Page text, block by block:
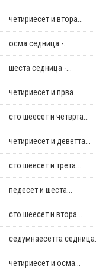
четириесет и втора...
осма седница -...
шеста седница -...
четириесет и прва...
сто шеесет и четврта...
четириесет и деветта...
сто шеесет и трета...
педесет и шеста...
сто шеесет и втора...
седумнаесетта седница...
четириесет и осма...